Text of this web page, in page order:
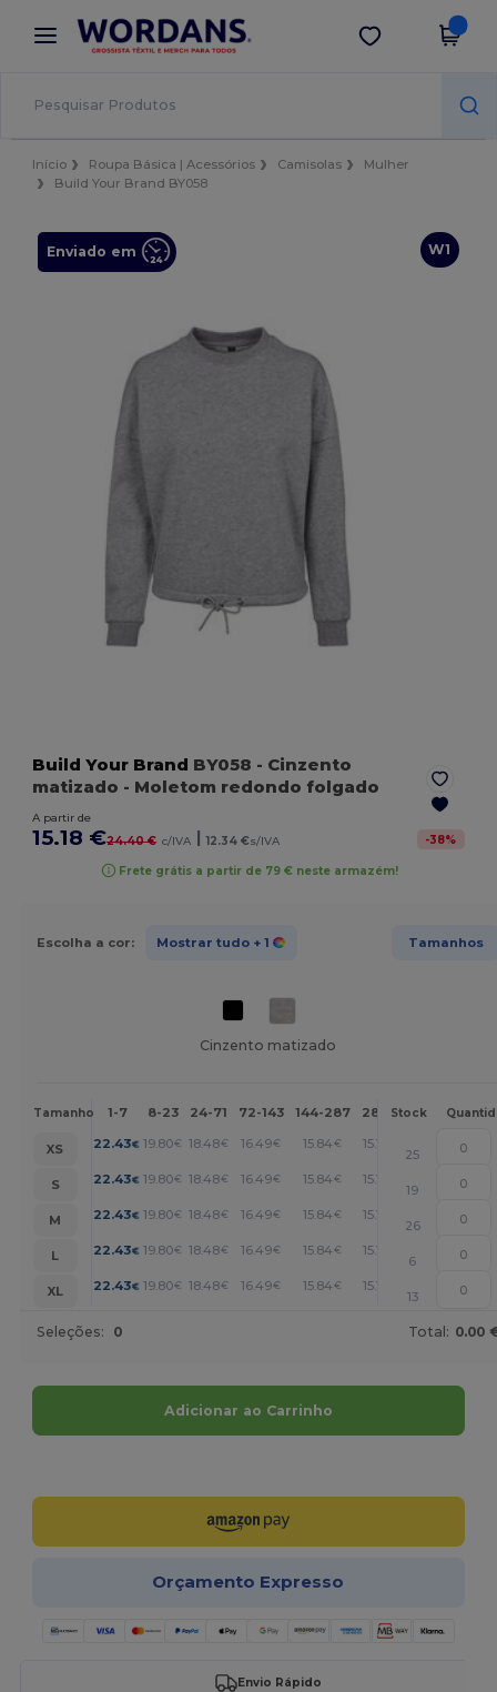
× App Wordans
Melhores preços na app!
Obter app
Início Roupa Básica | Acessórios Camisolas
Mulher
Build Your Brand BY058
W1
Enviado em
Build Your Brand BY058 - Cinzento
matizado - Moletom redondo folgado
A partir de
15.18 €24.40 € c/IVA | 12.34 €s/IVA -38%
Frete grátis a partir de 79 € neste armazém!
Escolha a cor: Mostrar tudo + 1 Tamanhos
Cinzento matizado
Tamanho 1-7 8-23 24-71 72-143 144-287 288 + Mais
Stock
XS 22.43€ 19.80€ 18.48€ 16.49€ 15.84 € 15.18
25
S
22.43€ 19.80€ 18.48€ 16.49€ 15.84 € 15.18
19
M
22.43€ 19.80€ 18.48€ 16.49€ 15.84 € 15.18
26
L
22.43€ 19.80€ 18.48€ 16.49€ 15.84 € 15.18
6
XL
22.43€ 19.80€ 18.48€ 16.49€ 15.84 € 15.18
13
Seleções: 0 Total: 0.00
Adicionar ao Carrinho
Orçamento Expresso
Envio Rápido